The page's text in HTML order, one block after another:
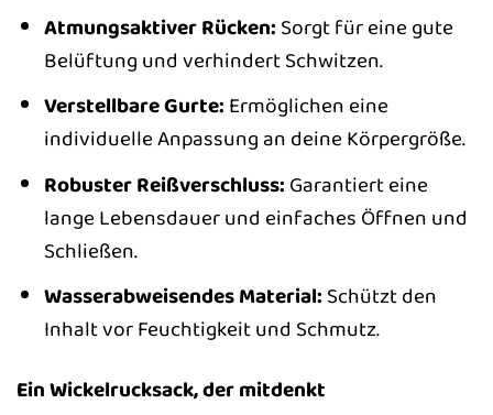
Atmungsaktiver Rücken: Sorgt für eine gute
Belüftung und verhindert Schwitzen.
Verstellbare Gurte: Ermöglichen eine
individuelle Anpassung an deine Körpergröße.
Robuster Reißverschluss: Garantiert eine
lange Lebensdauer und einfaches Öffnen und
Schließen.
Wasserabweisendes Material: Schützt den
Inhalt vor Feuchtigkeit und Schmutz.
Ein Wickelrucksack, der mitdenkt